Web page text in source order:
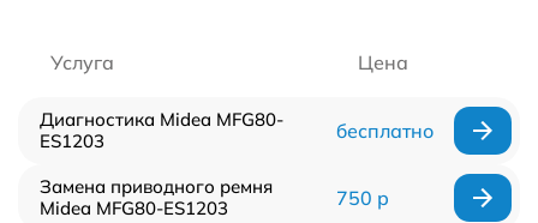
Услуга Цена
Диагностика Midea MFG80-
ES1203
бесплатно
Замена приводного ремня
Midea MFG80-ES1203
750 р